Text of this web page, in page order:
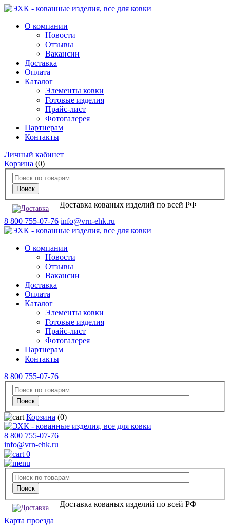
О компании
Новости
Отзывы
Вакансии
Доставка
Оплата
Каталог
Элементы ковки
Готовые изделия
Прайс-лист
Фотогалерея
Партнерам
Контакты
Личный кабинет
Корзина (0)
Доставка кованых изделий по всей РФ
8 800 755-07-76 info@vrn-ehk.ru
О компании
Новости
Отзывы
Вакансии
Доставка
Оплата
Каталог
Элементы ковки
Готовые изделия
Прайс-лист
Фотогалерея
Партнерам
Контакты
8 800 755-07-76
Корзина (0)
8 800 755-07-76
info@vrn-ehk.ru
0
Доставка кованых изделий по всей РФ
Карта проезда